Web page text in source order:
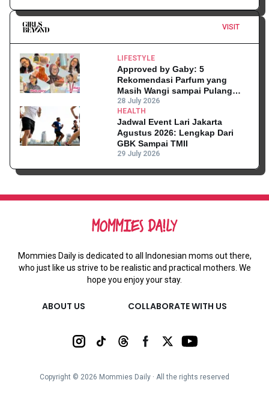
VISIT
LIFESTYLE
Approved by Gaby: 5
Rekomendasi Parfum yang
Masih Wangi sampai Pulang
Kantor
28 July 2026
HEALTH
Jadwal Event Lari Jakarta
Agustus 2026: Lengkap Dari
GBK Sampai TMII
29 July 2026
Mommies Daily is dedicated to all Indonesian moms out there,
who just like us strive to be realistic and practical mothers. We
hope you enjoy your stay.
ABOUT US COLLABORATE WITH US
Copyright © 2026 Mommies Daily ∙ All the rights reserved